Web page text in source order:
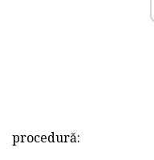
procedură: